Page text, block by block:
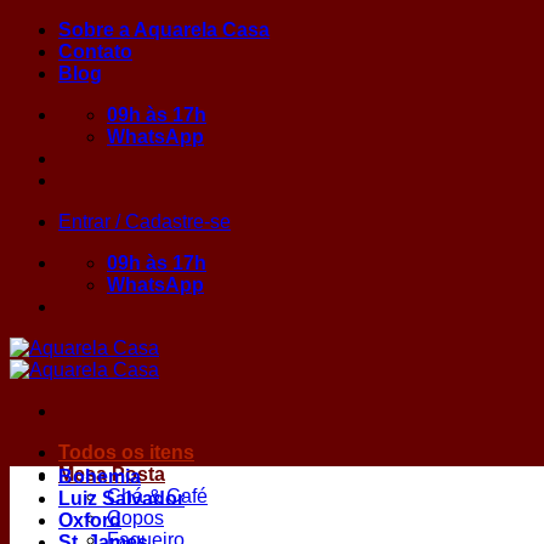
Skip
content
Sobre a Aquarela Casa
Contato
Blog
09h às 17h
WhatsApp
Entrar / Cadastre-se
09h às 17h
WhatsApp
Todos os itens
Mesa Posta
Chá & Café
Copos
Faqueiro
Bohemia
Luiz Salvador
Oxford